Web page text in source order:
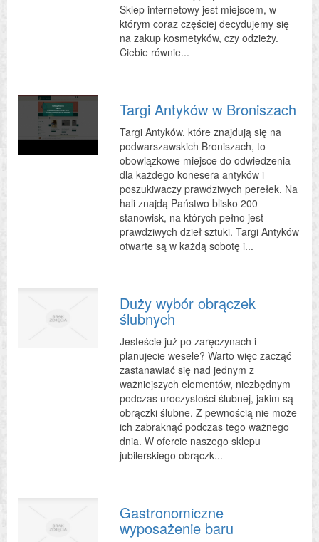
Sklep internetowy jest miejscem, w
którym coraz częściej decydujemy się
na zakup kosmetyków, czy odzieży.
Ciebie równie...
Targi Antyków w Broniszach
Targi Antyków, które znajdują się na
podwarszawskich Broniszach, to
obowiązkowe miejsce do odwiedzenia
dla każdego konesera antyków i
poszukiwaczy prawdziwych perełek. Na
hali znajdą Państwo blisko 200
stanowisk, na których pełno jest
prawdziwych dzieł sztuki. Targi Antyków
otwarte są w każdą sobotę i...
Duży wybór obrączek
ślubnych
Jesteście już po zaręczynach i
planujecie wesele? Warto więc zacząć
zastanawiać się nad jednym z
ważniejszych elementów, niezbędnym
podczas uroczystości ślubnej, jakim są
obrączki ślubne. Z pewnością nie może
ich zabraknąć podczas tego ważnego
dnia. W ofercie naszego sklepu
jubilerskiego obrączk...
Gastronomiczne
wyposażenie baru